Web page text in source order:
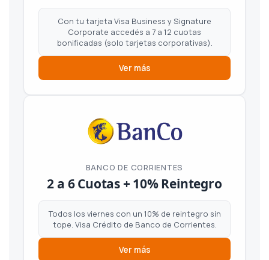
Con tu tarjeta Visa Business y Signature
Corporate accedés a 7 a 12 cuotas
bonificadas (solo tarjetas corporativas).
Ver más
BANCO DE CORRIENTES
2 a 6 Cuotas + 10% Reintegro
Todos los viernes con un 10% de reintegro sin
tope. Visa Crédito de Banco de Corrientes.
Ver más